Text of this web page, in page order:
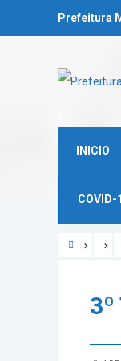
Prefeitura
INICIO
COVID-